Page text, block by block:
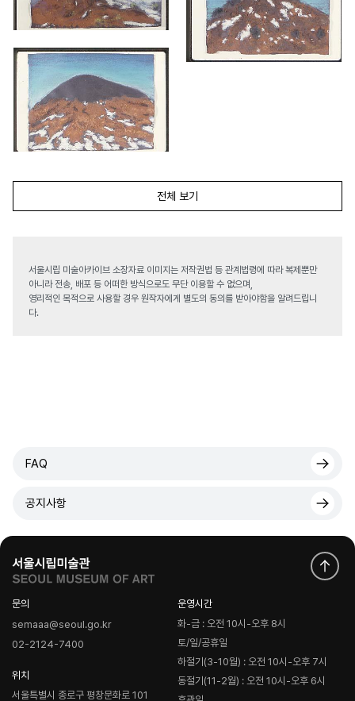
전체 보기
서울시립 미술아카이브 소장자료 이미지는 저작권법 등 관계법령에 따라 복제뿐만
아니라 전송, 배포 등 어떠한 방식으로도 무단 이용할 수 없으며,
영리적인 목적으로 사용할 경우 원작자에게 별도의 동의를 받아야함을 알려드립니
다.
FAQ
공지사항
문의
semaaa@seoul.go.kr
02-2124-7400
위치
서울특별시 종로구 평창문화로 101
운영시간
화-금 : 오전 10시-오후 8시
토/일/공휴일
하절기(3-10월) : 오전 10시-오후 7시
동절기(11-2월) : 오전 10시-오후 6시